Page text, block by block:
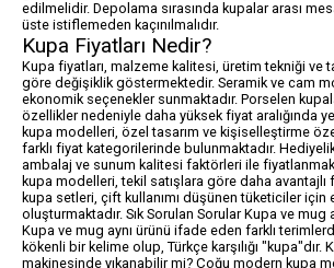
edilmelidir. Depolama sırasında kupalar arası
üste istiflemeden kaçınılmalıdır.
Kupa Fiyatları Nedir?
Kupa fiyatları, malzeme kalitesi, üretim tekniği ve
göre değişiklik göstermektedir. Seramik ve cam
ekonomik seçenekler sunmaktadır. Porselen
özellikler nedeniyle daha yüksek fiyat aralığında
kupa modelleri, özel tasarım ve kişiselleştirme
farklı fiyat kategorilerinde bulunmaktadır.
ambalaj ve sunum kalitesi faktörleri ile
kupa modelleri, tekil satışlara göre daha avantajlı
kupa setleri, çift kullanımı düşünen tüketiciler
oluşturmaktadır. Sık Sorulan Sorular Kupa ve mug
Kupa ve mug aynı ürünü ifade eden farklı
kökenli bir kelime olup, Türkçe karşılığı "kupa"dır.
makinesinde yıkanabilir mi? Çoğu modern kupa